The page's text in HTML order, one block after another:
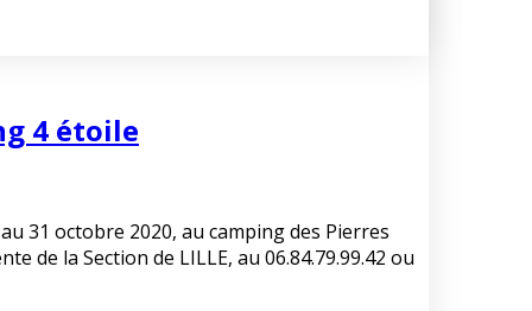
4 étoile
31 octobre 2020, au camping des Pierres
de la Section de LILLE, au 06.84.79.99.42 ou